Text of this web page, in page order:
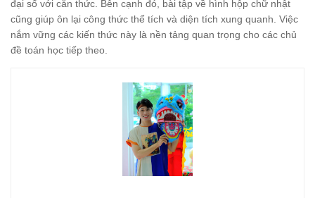
đại số với căn thức. Bên cạnh đó, bài tập về hình hộp chữ nhật
cũng giúp ôn lại công thức thể tích và diện tích xung quanh. Việc
nắm vững các kiến thức này là nền tảng quan trọng cho các chủ
đề toán học tiếp theo.